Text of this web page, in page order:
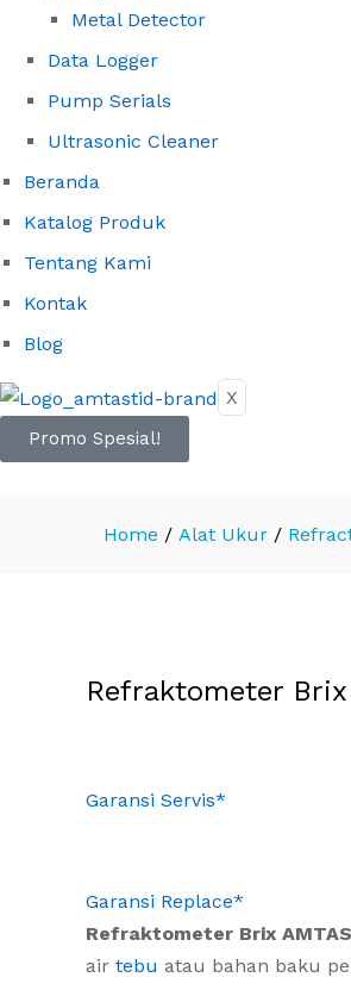
Metal Detector
Data Logger
Pump Serials
Ultrasonic Cleaner
Beranda
Katalog Produk
Tentang Kami
Kontak
Blog
X
Promo Spesial!
Home / Alat Ukur /
Refraktometer Brix
Garansi Servis*
Garansi Replace*
Refraktometer Brix
air tebu atau bahan baku